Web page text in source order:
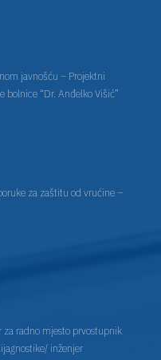
javnošću – Projektni
bolnice “Dr. Anđelko Višić”
za zaštitu od vrućine –
za radno mjesto prvostupnik
inženjer